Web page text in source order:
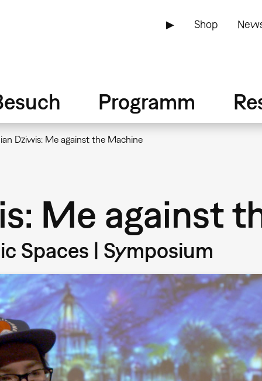
▶ Shop
Programm
Dziwis: Me against the Machine
Me against
Spaces | Symposium